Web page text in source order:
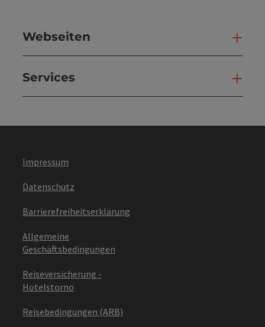
Webseiten
Services
Impressum
Datenschutz
Barrierefreiheitserklärung
Allgemeine
Geschäftsbedingungen
Reiseversicherung -
Hotelstorno
Reisebedingungen (ARB)